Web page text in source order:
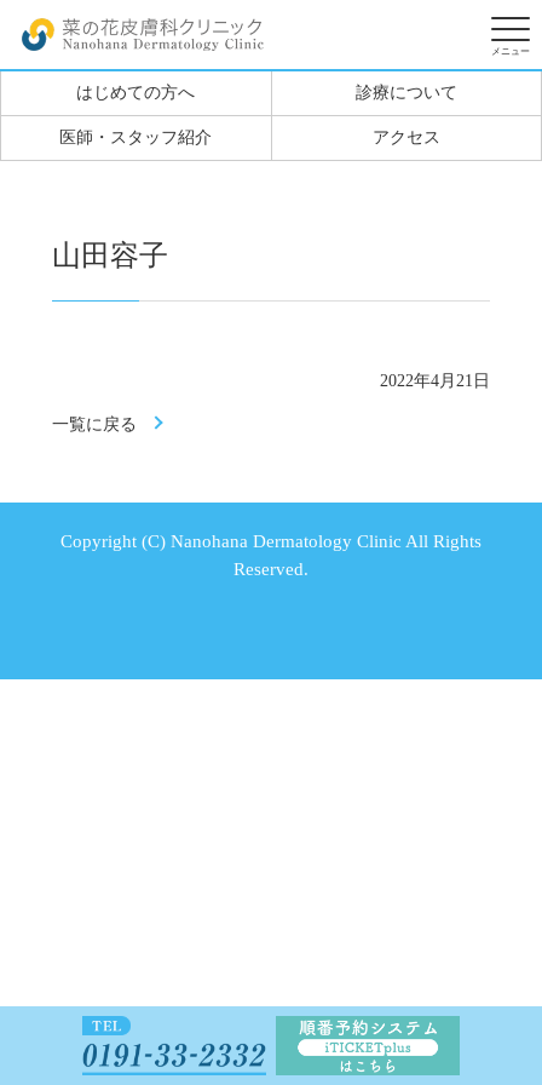
はじめての方へ 診療について
医師・スタッフ紹介 アクセス
山田容子
2022年4月21日
一覧に戻る
Copyright (C) Nanohana Dermatology Clinic All Rights
Reserved.